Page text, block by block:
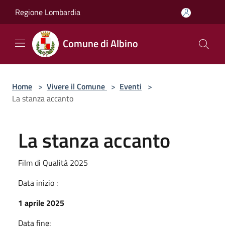
Regione Lombardia
Comune di Albino
Home > Vivere il Comune > Eventi >
La stanza accanto
La stanza accanto
Film di Qualità 2025
Data inizio :
1 aprile 2025
Data fine: